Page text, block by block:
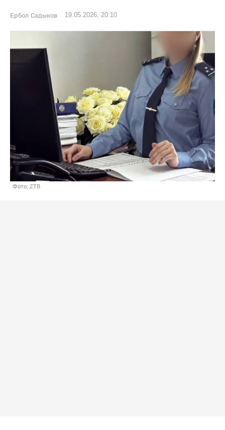
Ербол Садыков 19.05.2026, 20:10
Фото: ZTB